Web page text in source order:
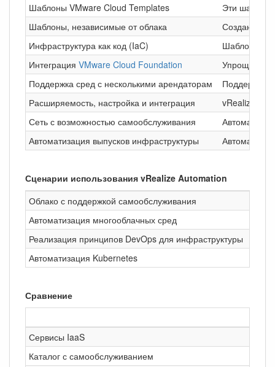
Шаблоны VMware Cloud Templates
Эти
Шаблоны, независимые от облака
Создание
Инфраструктура как код (IaC)
Шаблоны
Интеграция VMware Cloud Foundation
Упрощение
Поддержка сред с несколькими арендаторам
Поддержка
Расширяемость, настройка и интеграция
vRealize
Сеть с возможностью самообслуживания
Автоматизация выпусков инфраструктуры
Сценарии использования vRealize Automation
Облако с поддержкой самообслуживания
Автоматизация многооблачных сред
Реализация принципов DevOps для инфраструктуры
Автоматизация Kubernetes
Сравнение
Сервисы IaaS
Каталог с самообслуживанием